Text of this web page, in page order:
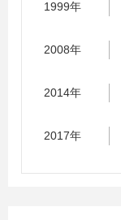
1999年
2008年
2014年
2017年